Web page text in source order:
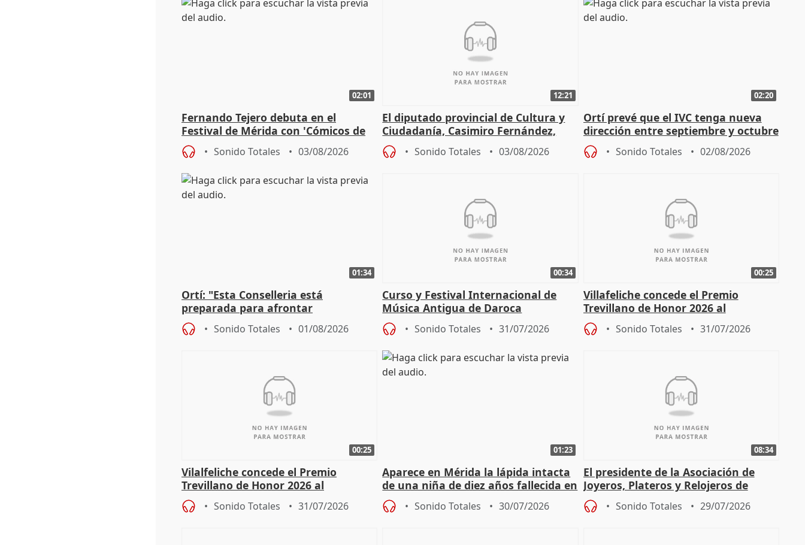
02:01
Fernando Tejero debuta en el
Festival de Mérida con 'Cómicos de
Roma': "Strabo me ha escogido"
Sonido Totales 03/08/2026
12:21
El diputado provincial de Cultura y
Ciudadanía, Casimiro Fernández,
sobre el balance de entradas
Sonido Totales 03/08/2026
02:20
Ortí prevé que el IVC tenga nueva
dirección entre septiembre y octubre
Sonido Totales 02/08/2026
01:34
Ortí: "Esta Conselleria está
preparada para afrontar
absolutamente todos los escenarios"
Sonido Totales 01/08/2026
00:34
Curso y Festival Internacional de
Música Antigua de Daroca
Sonido Totales 31/07/2026
00:25
Villafeliche concede el Premio
Trevillano de Honor 2026 al
periodista Xabier Fortes
Sonido Totales 31/07/2026
00:25
Vilalfeliche concede el Premio
Trevillano de Honor 2026 al
periodista Xabier Fortes
Sonido Totales 31/07/2026
01:23
Aparece en Mérida la lápida intacta
de una niña de diez años fallecida en
el año 519 d.C.
Sonido Totales 30/07/2026
08:34
El presidente de la Asociación de
Joyeros, Plateros y Relojeros de
Córdoba celebra la IGP
Sonido Totales 29/07/2026